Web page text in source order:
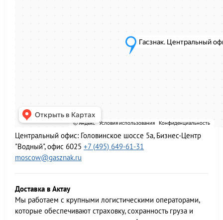
Центральный офис: Головинское шоссе 5а, Бизнес-Центр
"Водный", офис 6025 +7 (495) 649-61-31
moscow@gasznak.ru
Доставка в Актау
Мы работаем c крупными логистическими операторами,
которые обеспечивают страховку, сохранность груза и